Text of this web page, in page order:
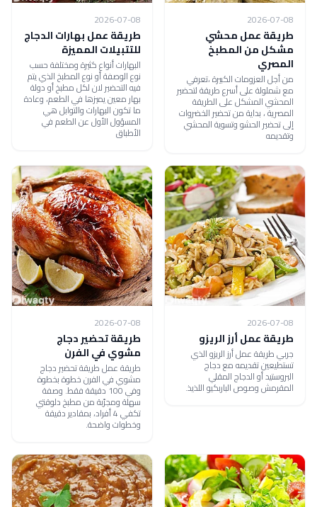
2026-07-08
طريقة عمل محشي
مشكل من المطبخ
المصري
من أجل العزومات الكبيرة ،تعرفي
مع شملولة على أسرع طريقة لتحضير
المحشي المشكل على الطريقة
المصرية ، بداية من تحضير الخضروات
إلى تحضير الحشو وتسوية المحشي
وتقديمه
2026-07-08
طريقة عمل بهارات الدجاج
للتتبيلات المميزة
البهارات أنواع كثيرة ومختلفة حسب
نوع الوصفة أو نوع المطبخ الذي يتم
فيه التحضير لان لكل مطبخ أو دولة
بهار معين يميزها في الطعم، وعادة
ما تكون البهارات والتوابل هي
المسؤول الأول عن الطعم في
الأطباق
2026-07-08
طريقة عمل أرز الريزو
جربي طريقة عمل أرز الريزو الذي
تستطيعين تقديمه مع دجاج
البروستيد أو الدجاج المقلي
المقرمش وصوص الباربكيو اللذيذ.
2026-07-08
طريقة تحضير دجاج
مشوي في الفرن
طريقة عمل طريقة تحضير دجاج
مشوي في الفرن خطوة بخطوة
وفي 100 دقيقة فقط. وصفة
سهلة ومجرّبة من مطبخ دلوقتي
تكفي 4 أفراد، بمقادير دقيقة
وخطوات واضحة.